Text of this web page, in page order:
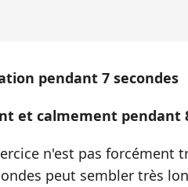
pendant 7 secondes
et calmement pendant
n'est pas forcément
peut sembler très